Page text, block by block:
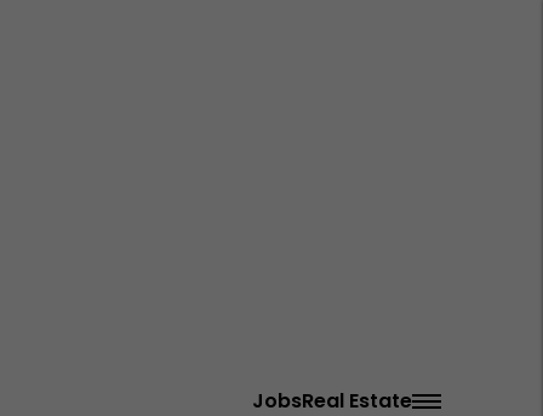
JobsReal Estate